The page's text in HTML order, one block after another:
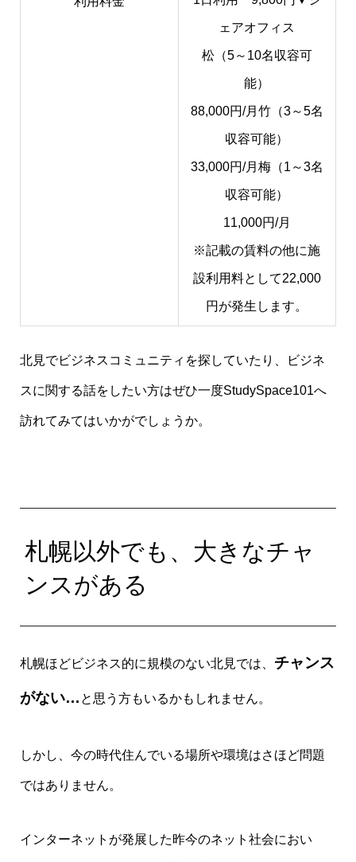
ェアオフィス
松（5～10名収容可
能）
88,000円/月 竹（3～5名
収容可能）
​33,000円/月 梅（1～3名
収容可能）
11,000円/月
※記載の賃料の他に施
設利用料として22,000
円が発生します。
北見でビジネスコミュニティを探していたり、ビジネ
スに関する話をしたい方はぜひ一度StudySpace101へ
訪れてみてはいかがでしょうか。
札幌以外でも、大きなチャ
ンスがある
札幌ほどビジネス的に規模のない北見では、 チャンス
がない… と思う方もいるかもしれません。
しかし、今の時代住んでいる場所や環境はさほど問題
ではありません。
インターネットが発展した昨今のネット社会におい